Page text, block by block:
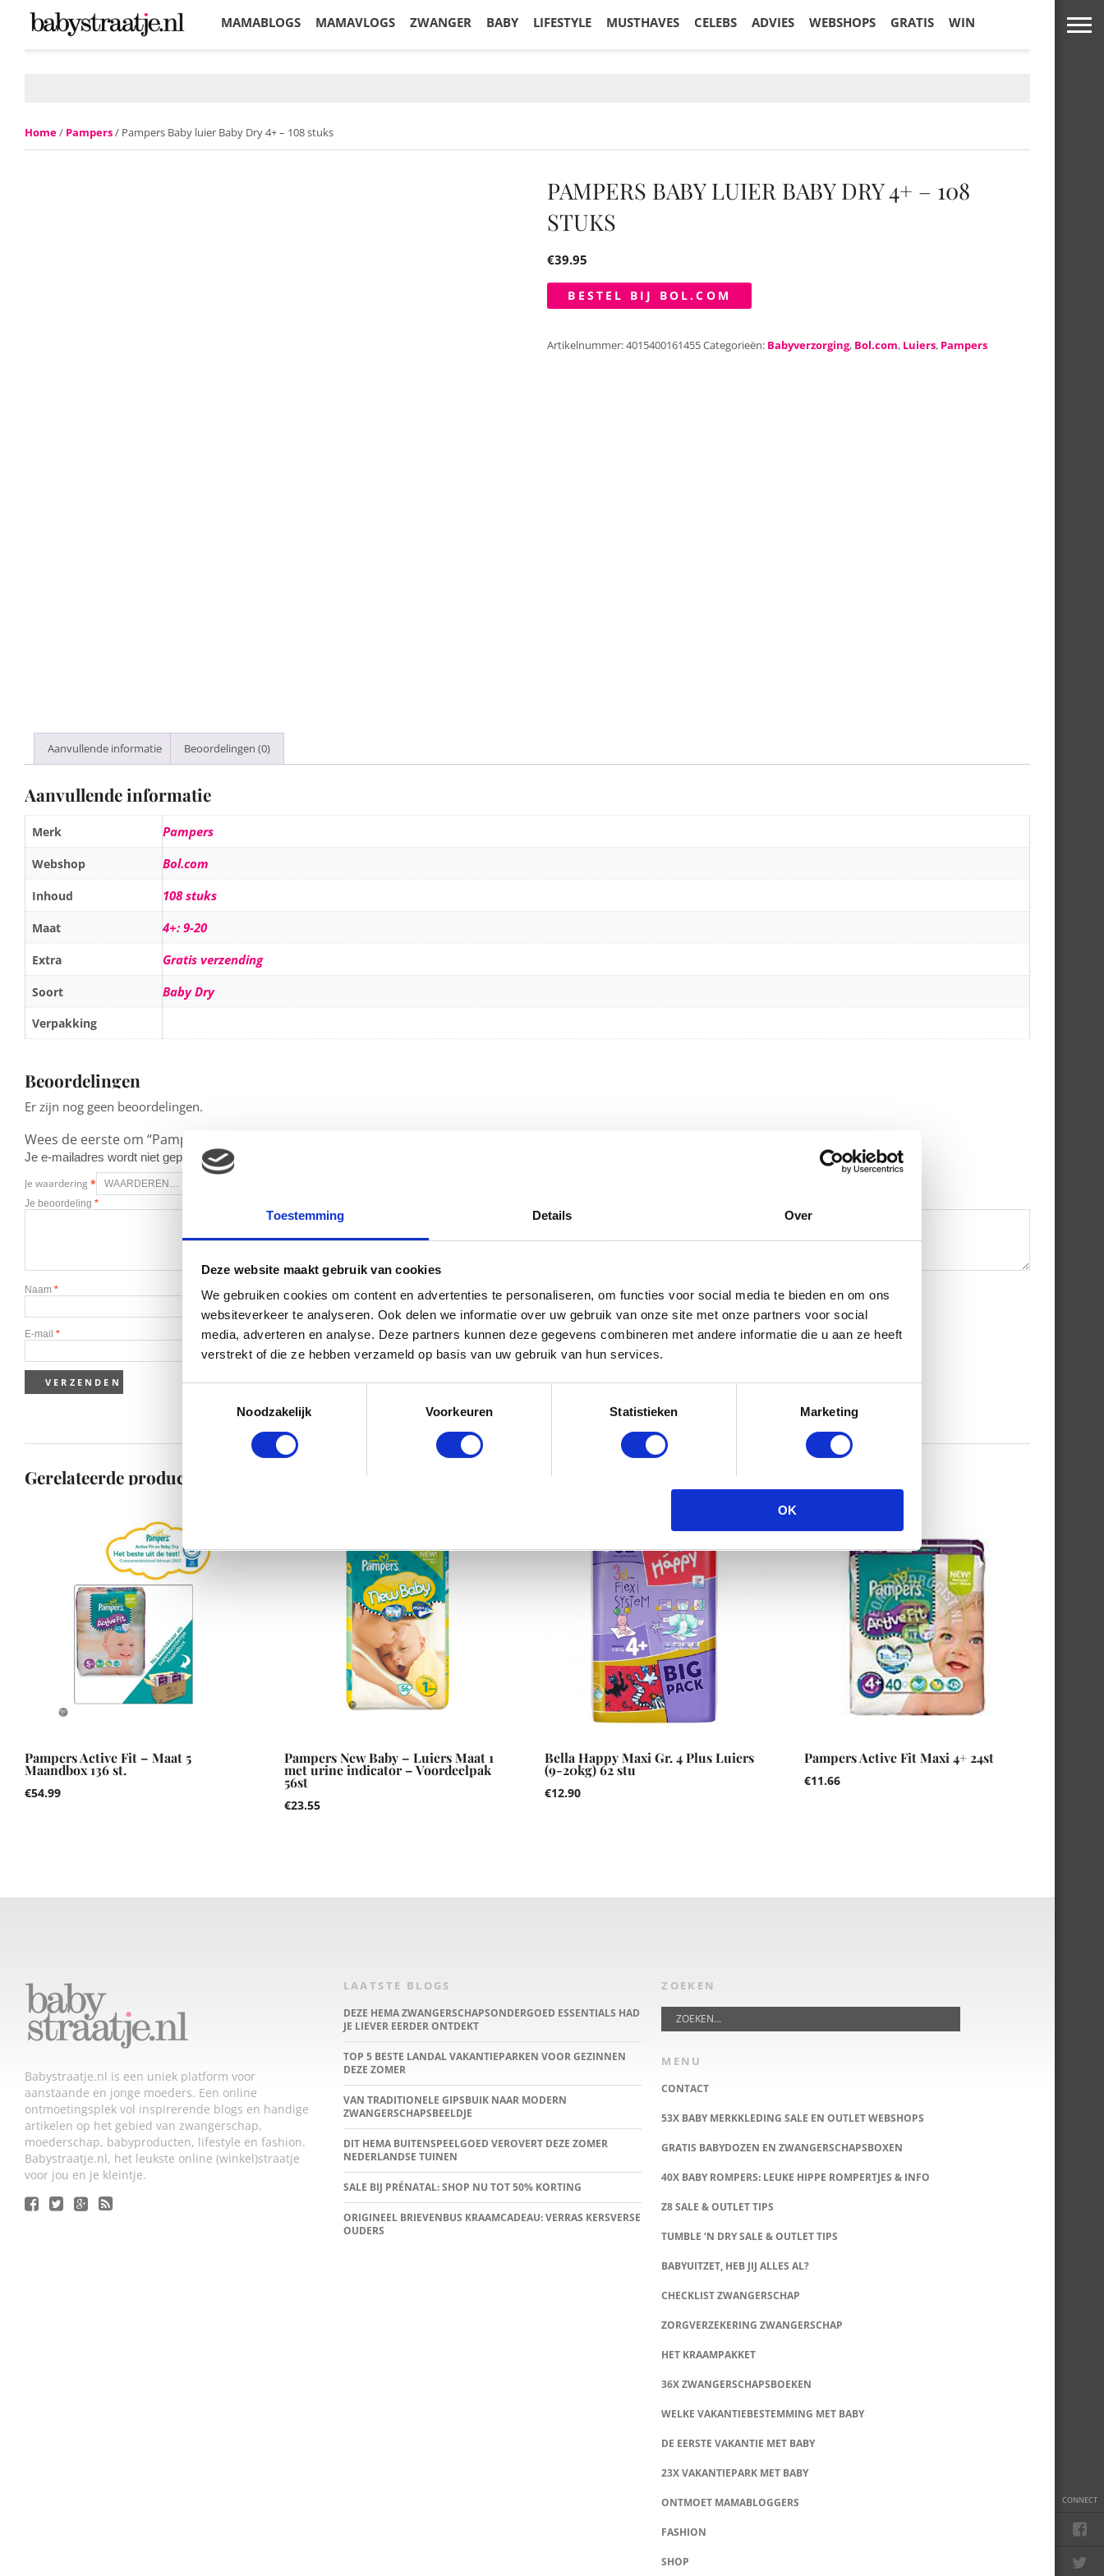
Toestemming Details Over
Deze website maakt gebruik van cookies
We gebruiken cookies om content en advertenties te personaliseren, om functies voor social media te bieden en om ons
websiteverkeer te analyseren. Ook delen we informatie over uw gebruik van onze site met onze partners voor social
media, adverteren en analyse. Deze partners kunnen deze gegevens combineren met andere informatie die u aan ze heeft
verstrekt of die ze hebben verzameld op basis van uw gebruik van hun services.
Noodzakelijk
Voorkeuren Statistieken Marketing
OK
CONNECT
MAMABLOGS MAMAVLOGS ZWANGER BABY LIFESTYLE MUSTHAVES CELEBS ADVIES WEBSHOPS GRATIS WIN
Home/ Pampers/ Pampers Baby luier Baby Dry 4+ – 108 stuks
PAMPERS BABY LUIER BABY DRY 4+ – 108
STUKS
€39.95
BESTEL BIJ BOL.COM
Artikelnummer:4015400161455Categorieën: Babyverzorging, Bol.com, Luiers, Pampers
Aanvullende informatie Beoordelingen (0)
Aanvullende informatie
Merk Pampers
Webshop Bol.com
Inhoud 108 stuks
Maat 4+: 9-20
Extra Gratis verzending
Soort Baby Dry
Verpakking
Beoordelingen
Er zijn nog geen beoordelingen.
Wees de eerste om “Pampers Baby luier Baby Dry 4+ – 108 stuks” te beoordelen
Je e-mailadres wordt niet gepubliceerd.
Je waardering *
Je beoordeling *
Naam *
E-mail *
Gerelateerde producten
Pampers Active Fit – Maat 5
Maandbox 136 st.
€54.99
Pampers New Baby – Luiers Maat 1
met urine indicator – Voordeelpak
56st
€23.55
Bella Happy Maxi Gr. 4 Plus Luiers
(9-20kg) 62 stu
€12.90
Pampers Active Fit Maxi 4+ 24st
€11.66
Babystraatje.nl is een uniek platform voor
aanstaande en jonge moeders. Een online
ontmoetingsplek vol inspirerende blogs en handige
artikelen op het gebied van zwangerschap,
moederschap, babyproducten, lifestyle en fashion.
Babystraatje.nl, het leukste online (winkel)straatje
voor jou en je kleintje.
LAATSTE BLOGS
DEZE HEMA ZWANGERSCHAPSONDERGOED ESSENTIALS HAD
JE LIEVER EERDER ONTDEKT
TOP 5 BESTE LANDAL VAKANTIEPARKEN VOOR GEZINNEN
DEZE ZOMER
VAN TRADITIONELE GIPSBUIK NAAR MODERN
ZWANGERSCHAPSBEELDJE
DIT HEMA BUITENSPEELGOED VEROVERT DEZE ZOMER
NEDERLANDSE TUINEN
SALE BIJ PRÉNATAL: SHOP NU TOT 50% KORTING
ORIGINEEL BRIEVENBUS KRAAMCADEAU: VERRAS KERSVERSE
OUDERS
ZOEKEN
MENU
CONTACT
53X BABY MERKKLEDING SALE EN OUTLET WEBSHOPS
GRATIS BABYDOZEN EN ZWANGERSCHAPSBOXEN
40X BABY ROMPERS: LEUKE HIPPE ROMPERTJES & INFO
Z8 SALE & OUTLET TIPS
TUMBLE ‘N DRY SALE & OUTLET TIPS
BABYUITZET, HEB JIJ ALLES AL?
CHECKLIST ZWANGERSCHAP
ZORGVERZEKERING ZWANGERSCHAP
HET KRAAMPAKKET
36X ZWANGERSCHAPSBOEKEN
WELKE VAKANTIEBESTEMMING MET BABY
DE EERSTE VAKANTIE MET BABY
23X VAKANTIEPARK MET BABY
ONTMOET MAMABLOGGERS
FASHION
SHOP